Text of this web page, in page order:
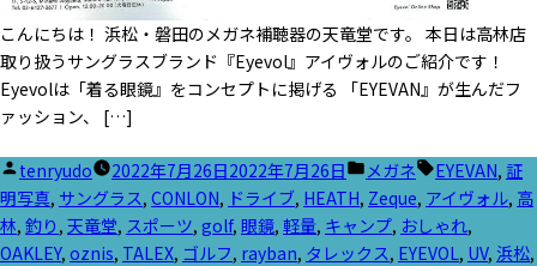
こんにちは！ 浜松・磐田のメガネ補聴器の天竜堂です。 本日は高林店
取り扱うサングラスブランド『Eyevol』アイヴォルのご紹介です！
Eyevolは「着る眼鏡』をコンセプトに掲げる 「EYEVAN』が生んだフ
ァッション、 […]
投
稿
者:
tenryudo 2022年7月26日2022年7月26日
カ
テ
ゴ
リ
メガネ
タ
グ:
EYEVAN, 証
明写真, サングラス, CONLON, ドライブ, HEATH, Zeque, アイヴォル, 高
林, 釣り , 天竜堂, スポーツ, golf, 眼鏡, 軽量, キャンプ, おしゃれ,
OAKLEY, oznis, TALEX, ゴルフ, rayban, タレックス, EYEVOL, UV, 浜松,